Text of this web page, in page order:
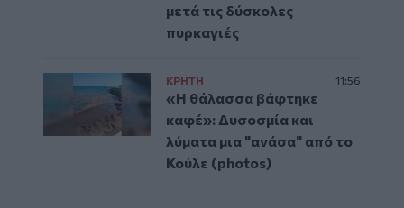
μετά τις δύσκολες
πυρκαγιές
ΚΡΗΤΗ 11:56
«Η θάλασσα βάφτηκε
καφέ»: Δυσοσμία και
λύματα μια "ανάσα" από το
Κούλε (photos)